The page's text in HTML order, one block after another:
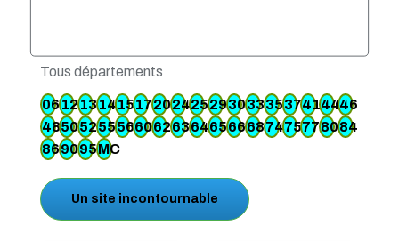
Tous départements
0612131415172024252930333537414446
4850525556606263646566687475778084
869095MC
Un site incontournable